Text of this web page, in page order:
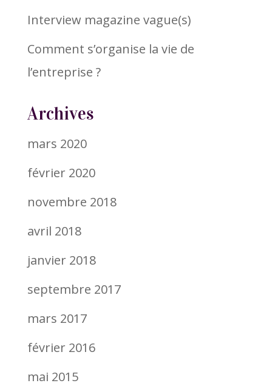
Interview magazine vague(s)
Comment s’organise la vie de
l’entreprise ?
Archives
mars 2020
février 2020
novembre 2018
avril 2018
janvier 2018
septembre 2017
mars 2017
février 2016
mai 2015